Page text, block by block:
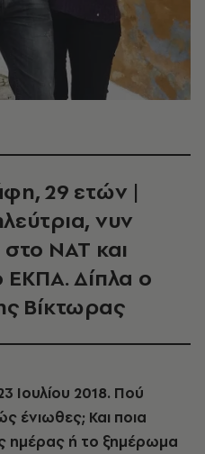
29 ετών |
νυν
ΝΑΤ και
ΕΚΠΑ. Δίπλα ο
Βίκτωρας
ένιωθες; Και ποια
ημέρας ή το ξημέρωμα